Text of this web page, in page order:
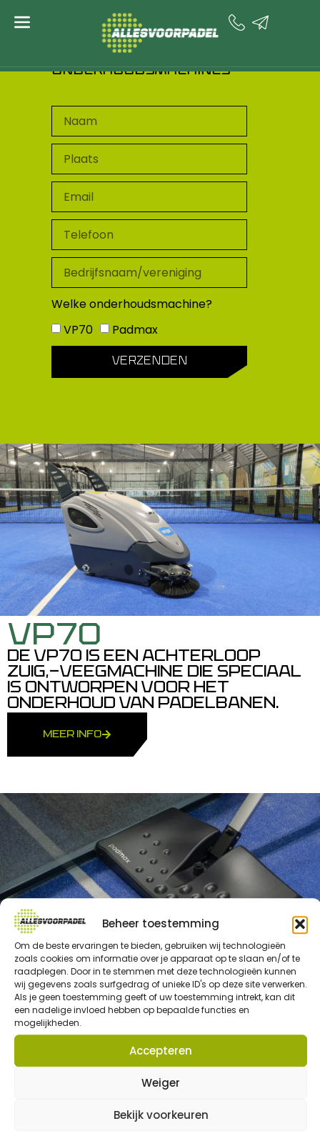
Beheer toestemming
Om de beste ervaringen te bieden, gebruiken wij technologieën
zoals cookies om informatie over je apparaat op te slaan en/of te
raadplegen. Door in te stemmen met deze technologieën kunnen
wij gegevens zoals surfgedrag of unieke ID's op deze site verwerken.
Als je geen toestemming geeft of uw toestemming intrekt, kan dit
een nadelige invloed hebben op bepaalde functies en
mogelijkheden.
Accepteren
Weiger
Bekijk voorkeuren
inhoud
ONDERHOUDSMACHINES
Welke onderhoudsmachine?
VP70
Padmax
VERZENDEN
VP70
DE VP70 IS EEN ACHTERLOOP
ZUIG,-VEEGMACHINE DIE SPECIAAL
IS ONTWORPEN VOOR HET
ONDERHOUD VAN PADELBANEN.
MEER INFO
PADMAX VX2
DE PADMAX VX2 IS EEN
BORSTELAPPARAAT WAARMEE
KUNSTGRAS PERIODIEK
GEBORSTELD KAN WORDEN. DIT
INNOVATIEVE APPARAAT WERKT
EFFICIËNT VOOR DE HERVERDELING